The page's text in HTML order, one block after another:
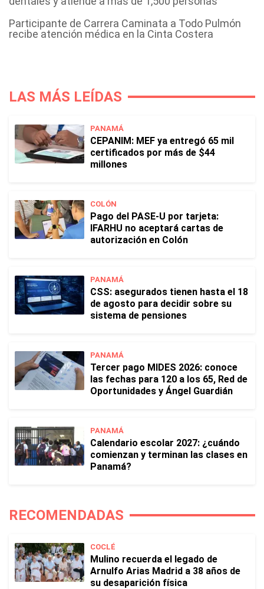
Participante de Carrera Caminata a Todo Pulmón
recibe atención médica en la Cinta Costera
LAS MÁS LEÍDAS
PANAMÁ
CEPANIM: MEF ya entregó 65 mil
certificados por más de $44
millones
COLÓN
Pago del PASE-U por tarjeta:
IFARHU no aceptará cartas de
autorización en Colón
PANAMÁ
CSS: asegurados tienen hasta el 18
de agosto para decidir sobre su
sistema de pensiones
PANAMÁ
Tercer pago MIDES 2026: conoce
las fechas para 120 a los 65, Red de
Oportunidades y Ángel Guardián
PANAMÁ
Calendario escolar 2027: ¿cuándo
comienzan y terminan las clases en
Panamá?
RECOMENDADAS
COCLÉ
Mulino recuerda el legado de
Arnulfo Arias Madrid a 38 años de
su desaparición física